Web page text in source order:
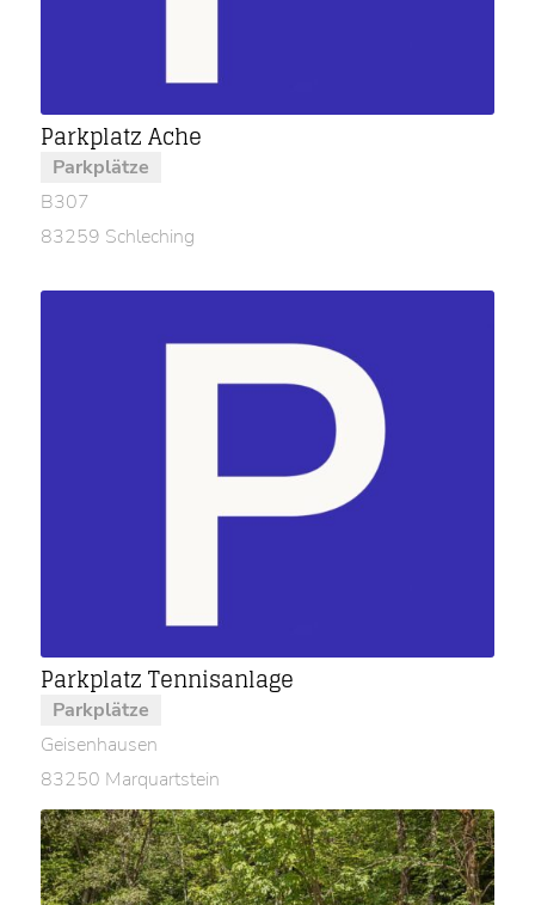
Parkplatz Ache
Parkplätze
B307
83259 Schleching
Parkplatz Tennisanlage
Parkplätze
Geisenhausen
83250 Marquartstein